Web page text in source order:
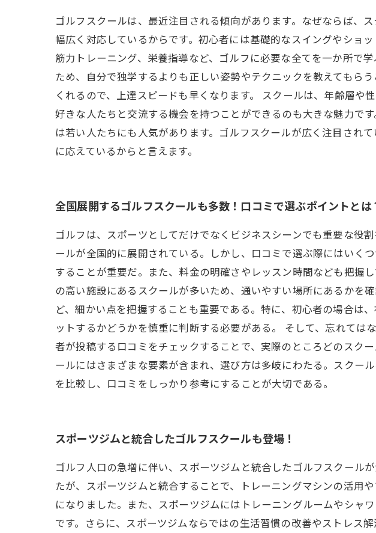
ゴルフスクールは、最近注目される傾向があります。なぜならば、
幅広く対応しているからです。初心者には基礎的なスイングやショ
筋力トレーニング、栄養指導など、ゴルフに必要な全てを一か所で
ため、自分で独学するよりも正しい姿勢やテクニックを教えてもら
くれるので、上達スピードも早くなります。 スクールは、年齢層
好きな人たちと交流する機会を持つことができるのも大きな魅力で
は若い人たちにも人気があります。ゴルフスクールが広く注目され
に応えているからと言えます。
全国展開するゴルフスクールも多数！口コミで選ぶポイントとは
ゴルフは、スポーツとしてだけでなくビジネスシーンでも重要な役
ールが全国的に展開されている。しかし、口コミで選ぶ際にはいく
することが重要だ。また、料金の明確さやレッスン時間なども把握
の高い施設にあるスクールが多いため、通いやすい場所にあるかを
ど、細かい点を把握することも重要である。特に、初心者の場合は
ットするかどうかを慎重に判断する必要がある。 そして、忘れて
者が投稿する口コミをチェックすることで、実際のところどのスク
ールにはさまざまな要素が含まれ、選び方は多岐にわたる。スクー
を比較し、口コミをしっかり参考にすることが大切である。
スポーツジムと統合したゴルフスクールも登場！
ゴルフ人口の急増に伴い、スポーツジムと統合したゴルフスクール
たが、スポーツジムと統合することで、トレーニングマシンの活用
になりました。また、スポーツジムにはトレーニングルームやシャ
です。さらに、スポーツジムならではの生活習慣の改善やストレス